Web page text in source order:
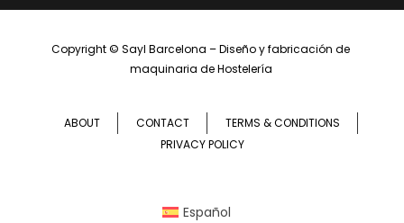
Copyright © Sayl Barcelona – Diseño y fabricación de
maquinaria de Hostelería
ABOUT CONTACT
TERMS & CONDITIONS
PRIVACY POLICY
Español